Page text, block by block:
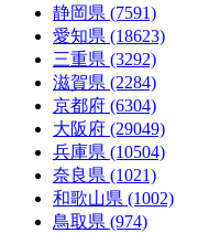
静岡県 (7591)
愛知県 (18623)
三重県 (3292)
滋賀県 (2284)
京都府 (6304)
大阪府 (29049)
兵庫県 (10504)
奈良県 (1021)
和歌山県 (1002)
鳥取県 (974)